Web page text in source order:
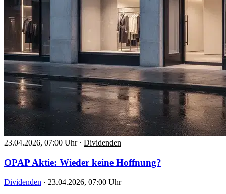
23.04.2026, 07:00 Uhr · Dividenden
OPAP Aktie: Wieder keine Hoffnung?
Dividenden · 23.04.2026, 07:00 Uhr